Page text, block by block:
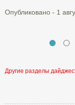
Опубликовано - 1
Другие разделы